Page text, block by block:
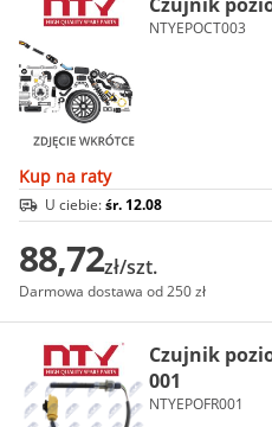
NTYEPOCT003
Kup na raty
U ciebie:śr. 12.08
88,72zł/szt.
Darmowa dostawa od 250 zł
Czujnik
001
NTYEPOFR001